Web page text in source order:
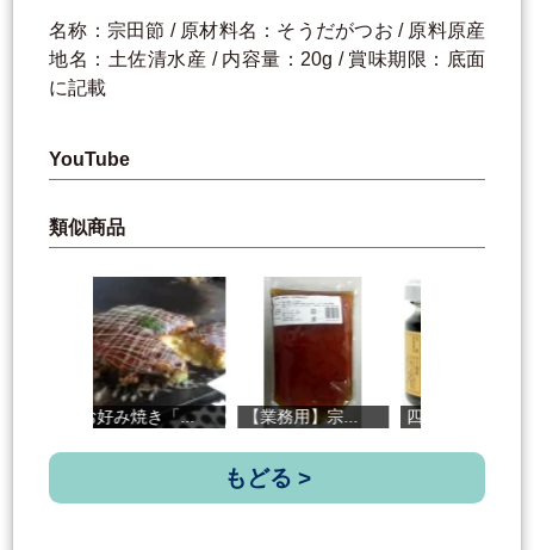
名称：宗田節 / 原材料名：そうだがつお / 原料原産
地名：土佐清水産 / 内容量：20g / 賞味期限：底面
に記載
YouTube
類似商品
お好み焼き「... 【業務用】宗... 四万十川川の...
もどる >